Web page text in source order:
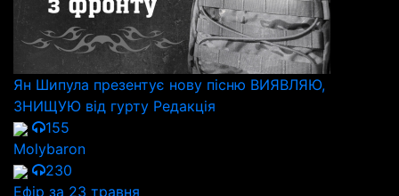
Ян Шипула презентує нову пісню ВИЯВЛЯЮ,
ЗНИЩУЮ від гурту Редакція
155
Molybaron
230
Ефір за 23 травня